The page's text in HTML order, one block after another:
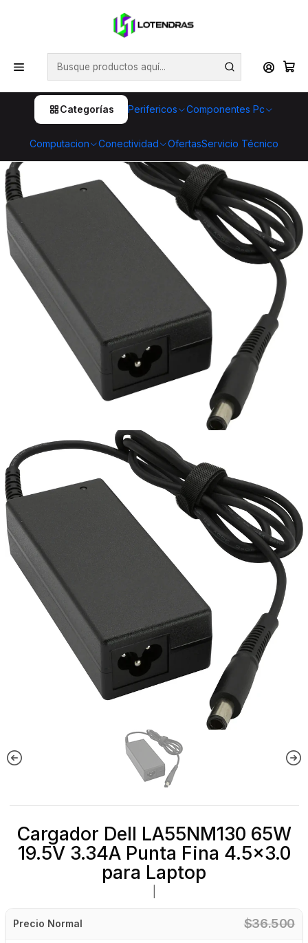
Categorías Perifericos Componentes Pc
Computacion Conectividad OfertasServicio Técnico
💥 ¡Compra HOY y retira GRATIS en tienda! 🏪🚀 Además,
aprovecha cientos de productos con Despacho Gratis 🛒📦
¡No dejes pasar esta oportunidad! 🔥
Inicio Computacion Notebooks
Cargadores Notebook
Cargador Dell LA55NM130 65W 19.5V 3.34A Punta Fina
Cargador Dell LA55NM130 65W
19.5V 3.34A Punta Fina 4.5x3.0
para Laptop
Precio Normal $36.500